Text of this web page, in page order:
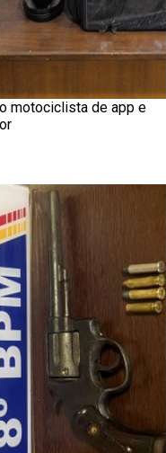
motociclista de app e